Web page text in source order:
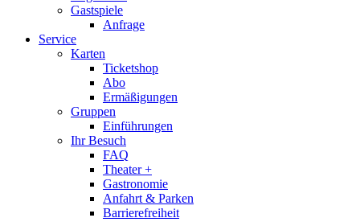
Gastspiele
Anfrage
Service
Karten
Ticketshop
Abo
Ermäßigungen
Gruppen
Einführungen
Ihr Besuch
FAQ
Theater +
Gastronomie
Anfahrt & Parken
Barrierefreiheit